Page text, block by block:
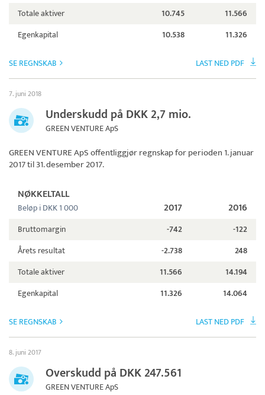
Totale aktiver
10.745
11.566
Egenkapital
10.538 11.326
SE REGNSKAB LAST NED PDF
7. juni 2018
Underskudd på DKK 2,7 mio.
GREEN VENTURE ApS
GREEN VENTURE ApSoffentliggjør regnskap for perioden 1. januar
2017 til 31. desember 2017.
NØKKELTALL
Beløp i DKK 1 000 2017 2016
Bruttomargin -742
-122
Årets resultat
-2.738
248
Totale aktiver
11.566
14.194
Egenkapital
11.326 14.064
SE REGNSKAB LAST NED PDF
8. juni 2017
Overskudd på DKK 247.561
GREEN VENTURE ApS